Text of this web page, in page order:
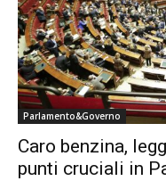
Parlamento&Governo
Caro benzina,
punti cruciali in